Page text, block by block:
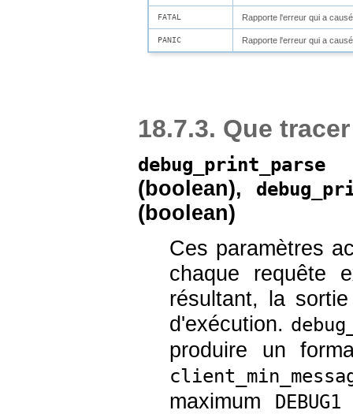
FATAL Rapporte l'erreur qui a
PANIC Rapporte l'erreur qui a
18.7.3. Que tracer
debug_print_parse
(boolean),
(boolean)
Ces paramètres
chaque requête
résultant, la
d'exécution.
produire un
maximum DEBUG1